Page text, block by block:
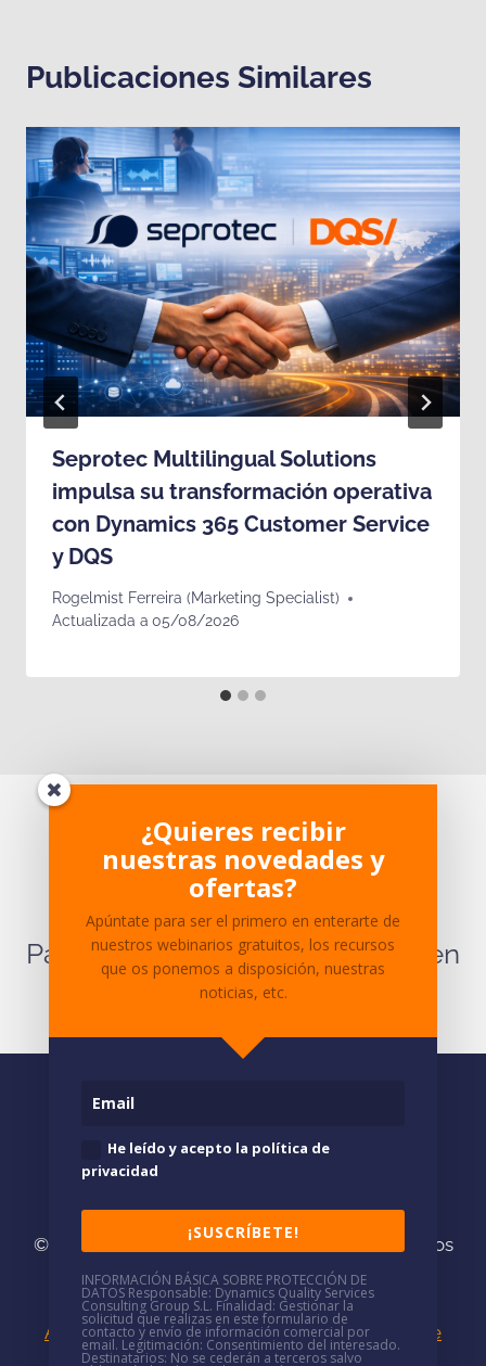
Publicaciones Similares
Seprotec Multilingual Solutions
impulsa su transformación operativa
con Dynamics 365 Customer Service
y DQS
Rogelmist Ferreira (Marketing Specialist)
Actualizada a 05/08/2026
¿Te ha parecido interesante?
¿Tienes dudas sobre el
contenido?
Para cualquier pregunta ponte en
contactocon nosotros.
© 2026
· Somos consultores especializados
enSoluciones Microsoft
(+34)937 688 766· mkt@dqsconsulting.com
Aviso Legal|Política de Privacidad|Política de
¿Quieres recibir
nuestras novedades y
ofertas?
Apúntate para ser el primero en enterarte de
nuestros webinarios gratuitos, los recursos
que os ponemos a disposición, nuestras
noticias, etc.
He leído y acepto la política de
privacidad
¡SUSCRÍBETE!
INFORMACIÓN BÁSICA SOBRE PROTECCIÓN DE
DATOS Responsable: Dynamics Quality Services
Consulting Group S.L. Finalidad: Gestionar la
solicitud que realizas en este formulario de
contacto y envío de información comercial por
email. Legitimación: Consentimiento del interesado.
Destinatarios: No se cederán a terceros salvo